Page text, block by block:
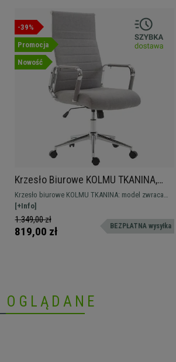
-39%
Promocja
Nowość
Krzesło Biurowe KOLMU TKANINA,
Metalowa Podstawa, Eleganckie
Pikowanie, Jasne Szare
Krzesło biurowe KOLMU TKANINA: model zwraca
uwagę designem, łączy komfort i materiały wysokiej
jakości.
[+Info]
1.349,00 zł
819,00 zł BEZPŁATNA wysyłka
OGLĄDANE